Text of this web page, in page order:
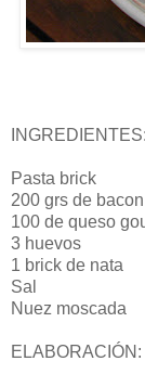
INGREDIENTES:
Pasta brick
200 grs de bacon
100 de queso
3 huevos
1 brick de nata
Sal
Nuez moscada
ELABORACIÓN: